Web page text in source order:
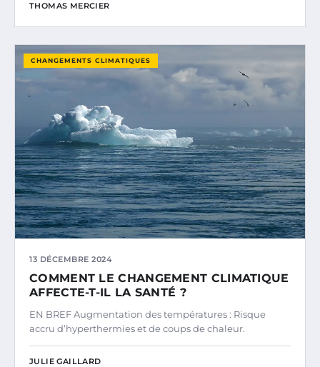
THOMAS MERCIER
CHANGEMENTS CLIMATIQUES
13 DÉCEMBRE 2024
COMMENT LE CHANGEMENT CLIMATIQUE
AFFECTE-T-IL LA SANTÉ ?
EN BREF Augmentation des températures : Risque
accru d’hyperthermies et de coups de chaleur.
JULIE GAILLARD